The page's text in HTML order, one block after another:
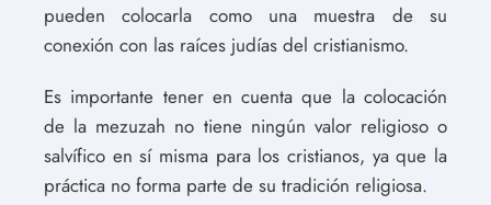
pueden colocarla como una muestra de su
conexión con las raíces judías del cristianismo.
Es importante tener en cuenta que la colocación
de la mezuzah no tiene ningún valor religioso o
salvífico en sí misma para los cristianos, ya que la
práctica no forma parte de su tradición religiosa.